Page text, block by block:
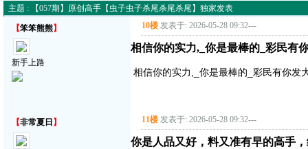
主题 : 【057期】原创高手【虫子虫子杀尾杀尾杀尾】独家发表
【笨笨熊熊】
新手上路
10楼 发表于: 2026-05-28 09:32---
相信你的实力,_你是最棒的_彩民有
相信你的实力,_你是最棒的_彩民有你发
【非常夏日 】 11楼 发表于: 2026-05-28 09:32---
你是人品又好，料又准有早的高手